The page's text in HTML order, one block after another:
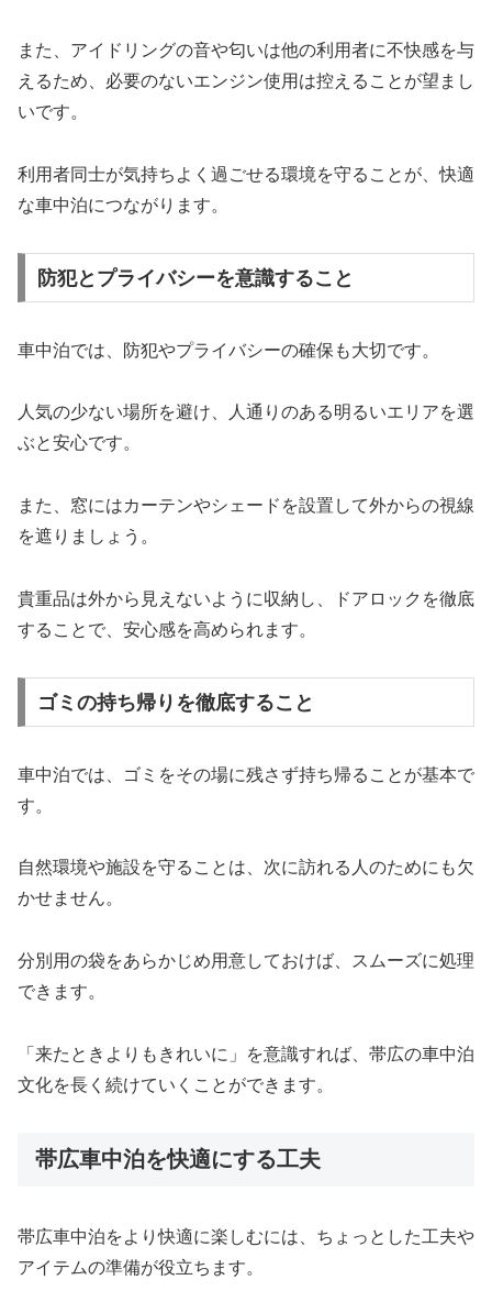
また、アイドリングの音や匂いは他の利用者に不快感を与
えるため、必要のないエンジン使用は控えることが望まし
いです。
利用者同士が気持ちよく過ごせる環境を守ることが、快適
な車中泊につながります。
防犯とプライバシーを意識すること
車中泊では、防犯やプライバシーの確保も大切です。
人気の少ない場所を避け、人通りのある明るいエリアを選
ぶと安心です。
また、窓にはカーテンやシェードを設置して外からの視線
を遮りましょう。
貴重品は外から見えないように収納し、ドアロックを徹底
することで、安心感を高められます。
ゴミの持ち帰りを徹底すること
車中泊では、ゴミをその場に残さず持ち帰ることが基本で
す。
自然環境や施設を守ることは、次に訪れる人のためにも欠
かせません。
分別用の袋をあらかじめ用意しておけば、スムーズに処理
できます。
「来たときよりもきれいに」を意識すれば、帯広の車中泊
文化を長く続けていくことができます。
帯広車中泊を快適にする工夫
帯広車中泊をより快適に楽しむには、ちょっとした工夫や
アイテムの準備が役立ちます。